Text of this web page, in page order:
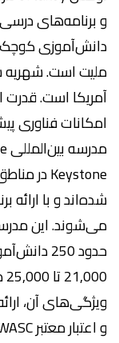
و برنامه‌های
آمریکا است.
امکانات فناوری
شده‌اند و با ارائه
می‌شوند. این
حدود
ویژگی‌های آن،
و اعتبار معتبر WASC است.